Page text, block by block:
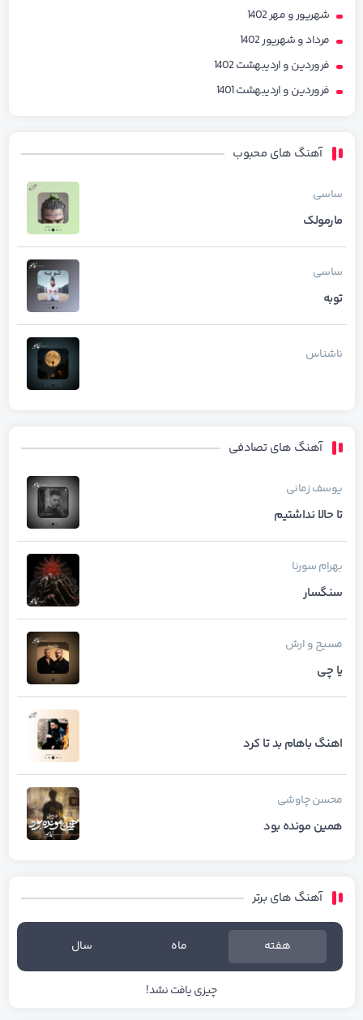
شهریور و مهر 1402
مرداد و شهریور 1402
فروردین و اردیبهشت 1402
فروردین و اردیبهشت 1401
آهنگ های محبوب
ساسی
مارمولک
ساسی
توبه
ناشناس
آهنگ های تصادفی
یوسف زمانی
تا حالا نداشتیم
بهرامسورنا
سنگسار
مسیح و ارش
یا چی
اهنگ باهام بد تا کرد
محسن چاوشی
همین مونده بود
آهنگ های برتر
هفته ماه سال
چیزی یافت نشد!